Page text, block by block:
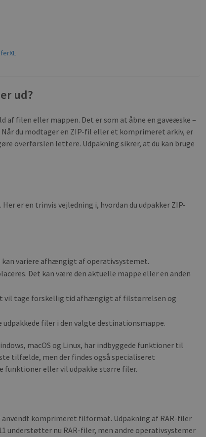
ud?
af filen eller mappen. Det er som at åbne en gaveæske –
Når du modtager en ZIP-fil eller et komprimeret arkiv, er
overførslen lettere. Udpakning sikrer, at du kan bruge
er en trinvis vejledning i, hvordan du udpakker ZIP-
variere afhængigt af operativsystemet.
Det kan være den aktuelle mappe eller en anden
vil tage forskellig tid afhængigt af filstørrelsen og
filer i den valgte destinationsmappe.
macOS og Linux, har indbyggede funktioner til
tilfælde, men der findes også specialiseret
funktioner eller vil udpakke større filer.
komprimeret filformat. Udpakning af RAR-filer
understøtter nu RAR-filer, men andre operativsystemer